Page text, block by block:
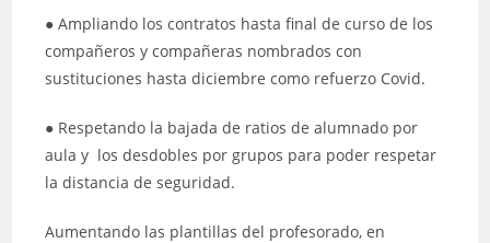
● Ampliando los contratos hasta final de curso de los
compañeros y compañeras nombrados con
sustituciones hasta diciembre como refuerzo Covid.
● Respetando la bajada de ratios de alumnado por
aula y los desdobles por grupos para poder respetar
la distancia de seguridad.
Aumentando las plantillas del profesorado, en